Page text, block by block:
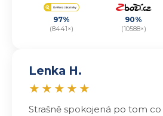
97%
(8441×)
90%
(10588×)
Lenka H.
★ ★ ★ ★ ★
Strašně spokojená po tom